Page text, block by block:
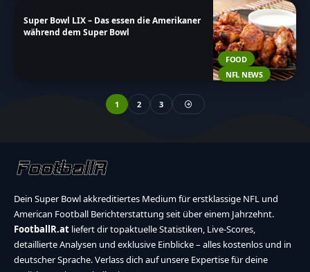
FOOD
NFL NEWS
Super Bowl LIX – Das essen die Amerikaner
während dem Super Bowl
1 2 3
Dein Super Bowl akkreditiertes Medium für erstklassige NFL und
American Football Berichterstattung seit über einem Jahrzehnt.
FootballR.at liefert dir topaktuelle Statistiken, Live-Scores,
detaillierte Analysen und exklusive Einblicke – alles kostenlos und in
deutscher Sprache. Verlass dich auf unsere Expertise für deine